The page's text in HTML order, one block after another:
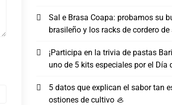
Sal e Brasa Coapa: probamos su
brasileño y los racks de cordero
¡Participa en la trivia de pastas
uno de 5 kits especiales por el Día
5 datos que explican el sabor tan
ostiones de cultivo 🦪